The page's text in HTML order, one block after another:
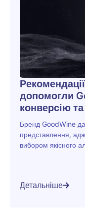
допомогли
конверсію
Бренд GoodWine
представлення,
вибором якісного
Детальніше